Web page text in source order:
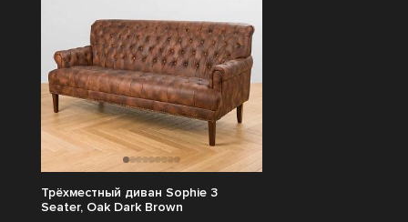
Трёхместный диван Sophie 3
Seater, Oak Dark Brown